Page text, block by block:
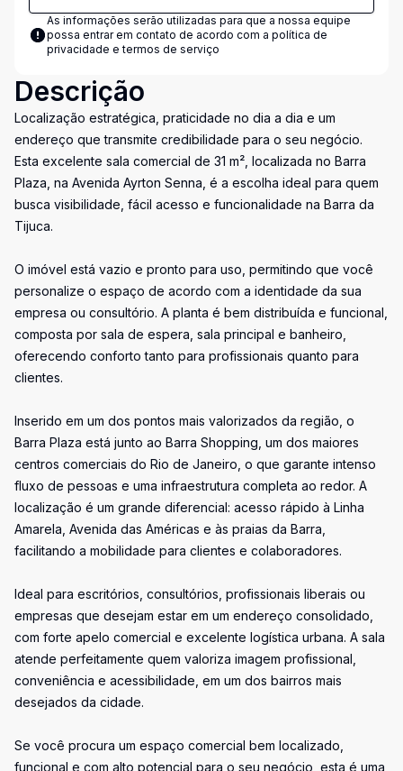
As informações serão utilizadas para que a nossa equipe
possa entrar em contato de acordo com a política de
privacidade e termos de serviço
Descrição
Localização estratégica, praticidade no dia a dia e um
endereço que transmite credibilidade para o seu negócio.
Esta excelente sala comercial de 31 m², localizada no Barra
Plaza, na Avenida Ayrton Senna, é a escolha ideal para quem
busca visibilidade, fácil acesso e funcionalidade na Barra da
Tijuca.
O imóvel está vazio e pronto para uso, permitindo que você
personalize o espaço de acordo com a identidade da sua
empresa ou consultório. A planta é bem distribuída e funcional,
composta por sala de espera, sala principal e banheiro,
oferecendo conforto tanto para profissionais quanto para
clientes.
Inserido em um dos pontos mais valorizados da região, o
Barra Plaza está junto ao Barra Shopping, um dos maiores
centros comerciais do Rio de Janeiro, o que garante intenso
fluxo de pessoas e uma infraestrutura completa ao redor. A
localização é um grande diferencial: acesso rápido à Linha
Amarela, Avenida das Américas e às praias da Barra,
facilitando a mobilidade para clientes e colaboradores.
Ideal para escritórios, consultórios, profissionais liberais ou
empresas que desejam estar em um endereço consolidado,
com forte apelo comercial e excelente logística urbana. A sala
atende perfeitamente quem valoriza imagem profissional,
conveniência e acessibilidade, em um dos bairros mais
desejados da cidade.
Se você procura um espaço comercial bem localizado,
funcional e com alto potencial para o seu negócio, esta é uma